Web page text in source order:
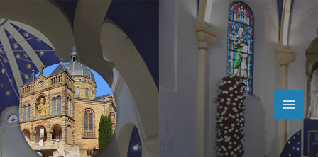
au
contenu
e
c
h
e
r
c
h
e